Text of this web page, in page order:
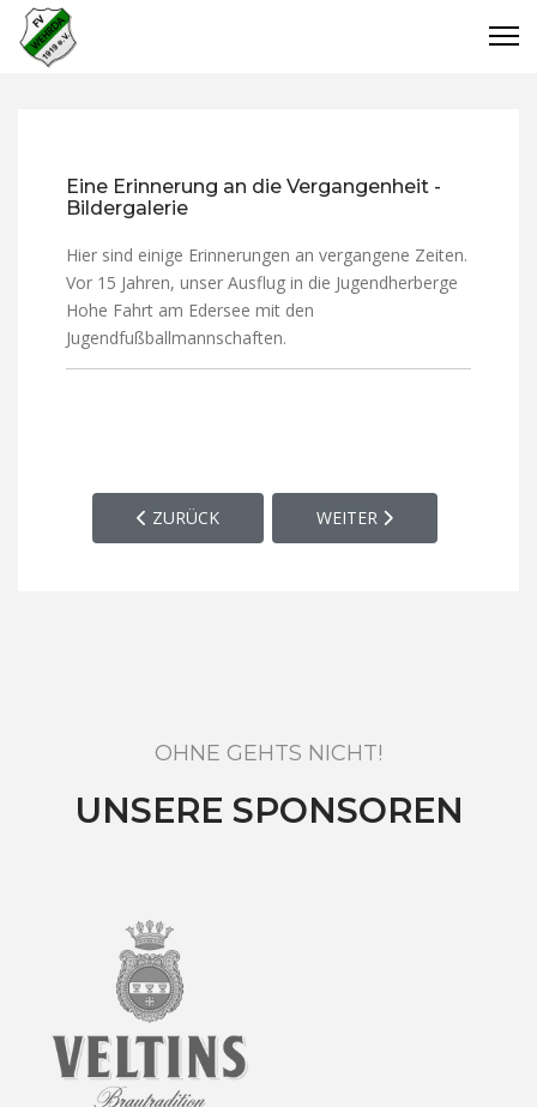
Eine Erinnerung an die Vergangenheit -
Bildergalerie
Hier sind einige Erinnerungen an vergangene Zeiten.
Vor 15 Jahren, unser Ausflug in die Jugendherberge
Hohe Fahrt am Edersee mit den
Jugendfußballmannschaften.
VORHERIGER BEITRAG: SPORTPLATZ,
ZURÜCK NÄCHSTER BEITRAG: OFF
WEITER
OHNE GEHTS NICHT!
UNSERE SPONSOREN